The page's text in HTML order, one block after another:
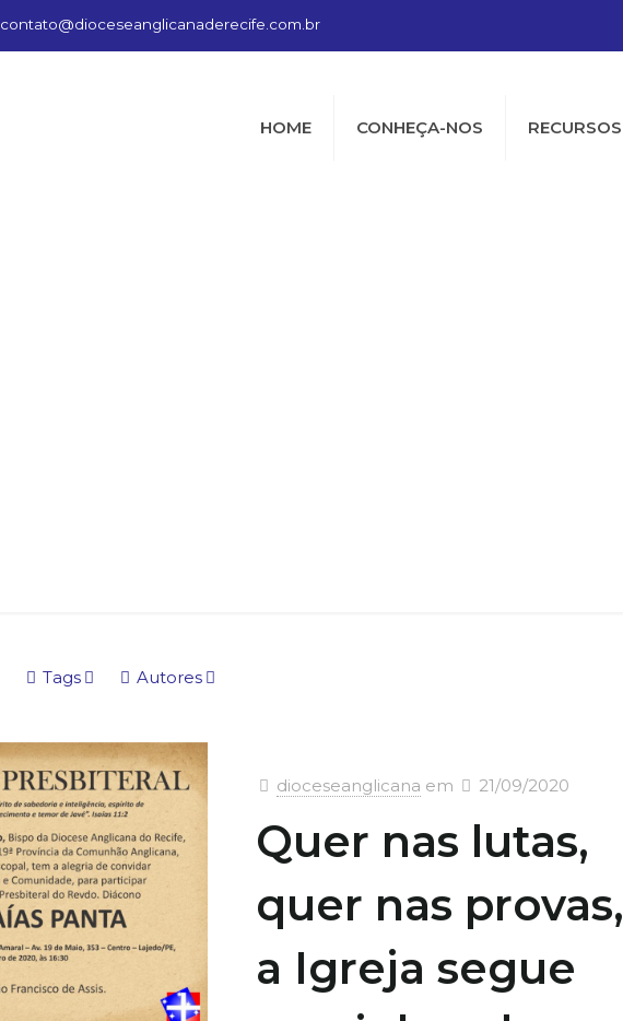
contato@dioceseanglicanaderecife.com.br
HOME CONHEÇA-NOS RECURSOS
Tags Autores
dioceseanglicana em 21/09/2020
Quer nas lutas,
quer nas provas,
a Igreja segue